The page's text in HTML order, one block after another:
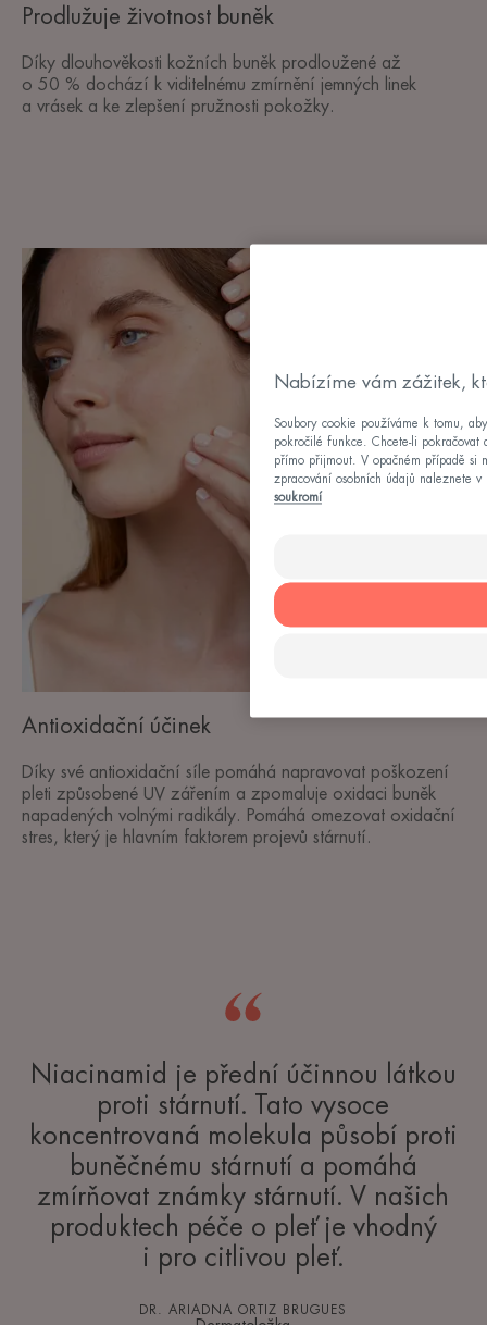
Prodlužuje životnost buněk
Díky dlouhověkosti kožních buněk prodloužené až
o 50 % dochází k viditelnému zmírnění jemných linek
a vrásek a ke zlepšení pružnosti pokožky.
Antioxidační účinek
Díky své antioxidační síle pomáhá napravovat poškození
pleti způsobené UV zářením a zpomaluje oxidaci buněk
napadených volnými radikály. Pomáhá omezovat oxidační
stres, který je hlavním faktorem projevů stárnutí.
Niacinamid je přední účinnou látkou
proti stárnutí. Tato vysoce
koncentrovaná molekula působí proti
buněčnému stárnutí a pomáhá
zmírňovat známky stárnutí. V našich
produktech péče o pleť je vhodný
i pro citlivou pleť.
DR. ARIADNA ORTIZ BRUGUES
Nabízíme vám zážitek,
Soubory cookie používáme k tomu,
pokročilé funkce. Chcete-li pokračovat
přímo přijmout. V opačném případě si
zpracování osobních údajů naleznete
soukromí